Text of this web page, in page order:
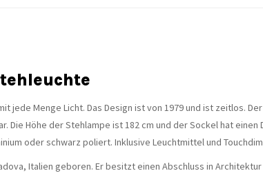
jede Menge Licht. Das Design ist von 1979 und ist zeitlos.
Die Höhe der Stehlampe ist 182 cm und der Sockel hat
oder schwarz poliert. Inklusive Leuchtmittel und
Italien geboren. Er besitzt einen Abschluss in